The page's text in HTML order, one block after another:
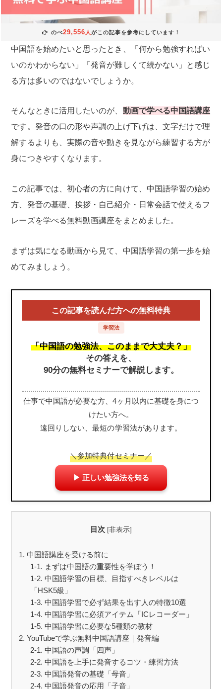
のべ29,556 人 がこの記事を参考にしています！
中国語を始めたいと思ったとき、「何から勉強すればい
いのかわからない」「発音が難しくて続かない」と感じ
る方は多いのではないでしょうか。
そんなときに活用したいのが、 動画で学べる中国語講座
です。発音の口の形や声調の上げ下げは、文字だけで理
解するよりも、実際の音や動きを見ながら練習する方が
身につきやすくなります。
この記事では、初心者の方に向けて、中国語学習の始め
方、発音の基礎、挨拶・自己紹介・日常会話で使えるフ
レーズを学べる無料動画講座をまとめました。
まずは気になる動画から見て、中国語学習の第一歩を始
めてみましょう。
この記事を読んだ方への無料特典
学習法
「中国語の勉強法、このままで大丈夫？」
その答えを、
90分の無料セミナーで解説します。
仕事で中国語が必要な方、4ヶ月以内に基礎を身につ
けたい方へ。
遠回りしない、最短の学習法があります。
＼参加特典付セミナー／
▶ 正しい勉強法を知る
目次 [非表示]
1. 中国語講座を受ける前に
1-1. まずは中国語の重要性を学ぼう！
1-2. 中国語学習の目標、目指すべきレベルは
「HSK5級」
1-3. 中国語学習で必ず結果を出す人の特徴10選
1-4. 中国語学習に必須アイテム「ICレコーダー」
1-5. 中国語学習に必要な5種類の教材
2. YouTubeで学ぶ無料中国語講座｜発音編
2-1. 中国語の声調「四声」
2-2. 中国語を上手に発音するコツ・練習方法
2-3. 中国語発音の基礎「母音」
2-4. 中国語発音の応用「子音」